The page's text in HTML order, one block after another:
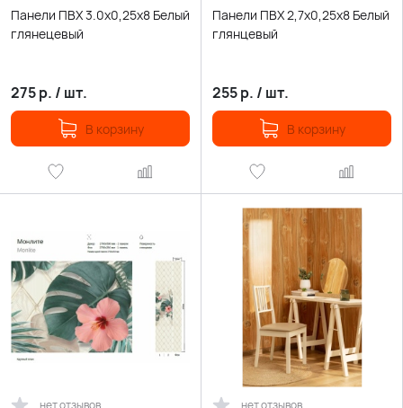
Панели ПВХ 3.0х0,25х8 Белый
глянецевый
275р. / шт.
В корзину
Панели ПВХ 2,7х0,25х8 Белый
глянцевый
255р. / шт.
В корзину
нет отзывов нет отзывов